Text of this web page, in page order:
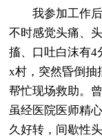
我参加工作后
不时感觉头痛、
搐、口吐白沫有
x村，突然昏倒抽
帮忙现场救助。
虽经医院医师精
久好转，间歇性